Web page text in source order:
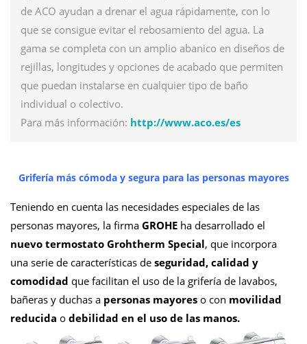
de ACO ayudan a drenar el agua rápidamente, con lo
que se consigue evitar el rebosamiento del agua. La
gama se completa con un amplio abanico en diseños de
rejillas, longitudes y opciones de acabado que permiten
que puedan instalarse en cualquier tipo de baño
individual o colectivo.
Para más información: http://www.aco.es/es
Grifería más cómoda y segura para las personas mayores
Teniendo en cuenta las necesidades especiales de las
personas mayores, la firma GROHE ha desarrollado el
nuevo termostato Grohtherm Special, que incorpora
una serie de características de seguridad, calidad y
comodidad que facilitan el uso de la grifería de lavabos,
bañeras y duchas a personas mayores o con movilidad
reducida o debilidad en el uso de las manos.